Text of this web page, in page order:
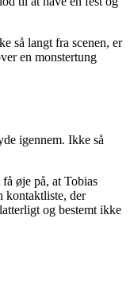
så langt fra scenen, er
en monstertung
igennem. Ikke så
øje på, at Tobias
kontaktliste, der
og bestemt ikke